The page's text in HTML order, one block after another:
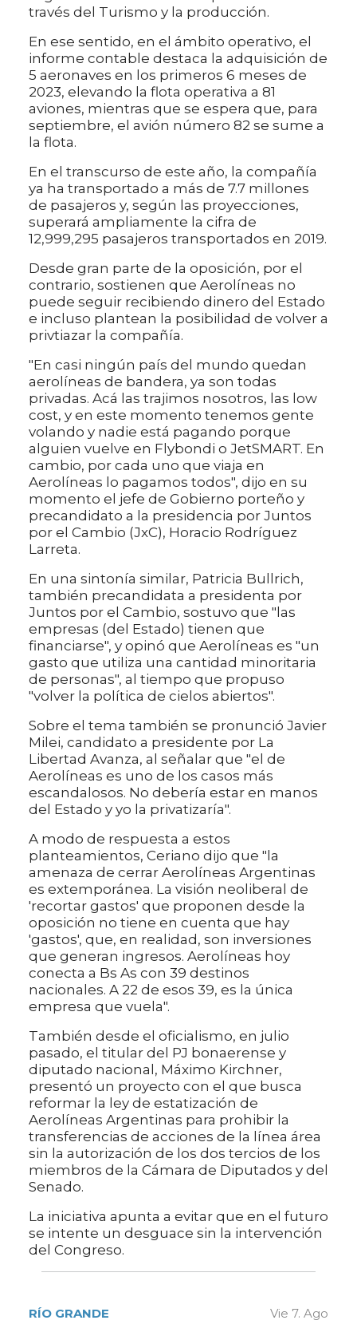
través del Turismo y la producción.
En ese sentido, en el ámbito operativo, el
informe contable destaca la adquisición de
5 aeronaves en los primeros 6 meses de
2023, elevando la flota operativa a 81
aviones, mientras que se espera que, para
septiembre, el avión número 82 se sume a
la flota.
En el transcurso de este año, la compañía
ya ha transportado a más de 7.7 millones
de pasajeros y, según las proyecciones,
superará ampliamente la cifra de
12,999,295 pasajeros transportados en 2019.
Desde gran parte de la oposición, por el
contrario, sostienen que Aerolíneas no
puede seguir recibiendo dinero del Estado
e incluso plantean la posibilidad de volver a
privtiazar la compañía.
"En casi ningún país del mundo quedan
aerolíneas de bandera, ya son todas
privadas. Acá las trajimos nosotros, las low
cost, y en este momento tenemos gente
volando y nadie está pagando porque
alguien vuelve en Flybondi o JetSMART. En
cambio, por cada uno que viaja en
Aerolíneas lo pagamos todos", dijo en su
momento el jefe de Gobierno porteño y
precandidato a la presidencia por Juntos
por el Cambio (JxC), Horacio Rodríguez
Larreta.
En una sintonía similar, Patricia Bullrich,
también precandidata a presidenta por
Juntos por el Cambio, sostuvo que "las
empresas (del Estado) tienen que
financiarse", y opinó que Aerolíneas es "un
gasto que utiliza una cantidad minoritaria
de personas", al tiempo que propuso
"volver la política de cielos abiertos".
Sobre el tema también se pronunció Javier
Milei, candidato a presidente por La
Libertad Avanza, al señalar que "el de
Aerolíneas es uno de los casos más
escandalosos. No debería estar en manos
del Estado y yo la privatizaría".
A modo de respuesta a estos
planteamientos, Ceriano dijo que "la
amenaza de cerrar Aerolíneas Argentinas
es extemporánea. La visión neoliberal de
'recortar gastos' que proponen desde la
oposición no tiene en cuenta que hay
'gastos', que, en realidad, son inversiones
que generan ingresos. Aerolíneas hoy
conecta a Bs As con 39 destinos
nacionales. A 22 de esos 39, es la única
empresa que vuela".
También desde el oficialismo, en julio
pasado, el titular del PJ bonaerense y
diputado nacional, Máximo Kirchner,
presentó un proyecto con el que busca
reformar la ley de estatización de
Aerolíneas Argentinas para prohibir la
transferencias de acciones de la línea área
sin la autorización de los dos tercios de los
miembros de la Cámara de Diputados y del
Senado.
La iniciativa apunta a evitar que en el futuro
se intente un desguace sin la intervención
del Congreso.
RÍO GRANDE Vie 7. Ago